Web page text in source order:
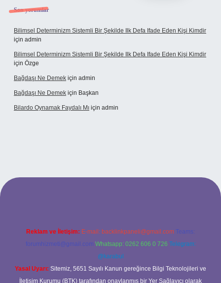
Son yorumlar
Bilimsel Determinizm Sistemli Bir Şekilde Ilk Defa Ifade Eden Kişi Kimdir
için admin
Bilimsel Determinizm Sistemli Bir Şekilde Ilk Defa Ifade Eden Kişi Kimdir
için Özge
Bağdaşı Ne Demek için admin
Bağdaşı Ne Demek için Başkan
Bilardo Oynamak Faydalı Mı için admin
Reklam ve İletişim: E-mail: backlinkpaneli@gmail.com Teams:
forumhizmeti@gmail.com Whatsapp: 0262 606 0 726 Telegram:
@karabul
Yasal Uyarı: Sitemiz, 5651 Sayılı Kanun gereğince Bilgi Teknolojileri ve
İletişim Kurumu (BTK) tarafından onaylanmış bir Yer Sağlayıcı olarak